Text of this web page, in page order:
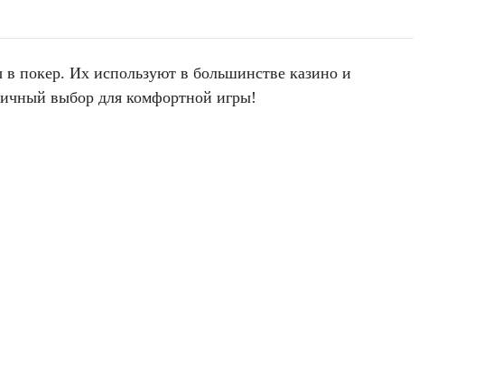
покер. Их используют в большинстве казино и
выбор для комфортной игры!